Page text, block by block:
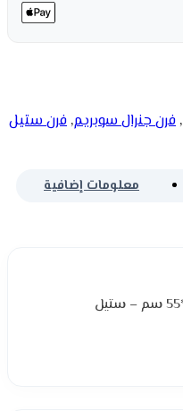
, فرن جنرال سوبريم, فرن ستيل
معلومات إضافية
فرن اربع عيون جنرال سوبريم 55*55 سم – ستيل